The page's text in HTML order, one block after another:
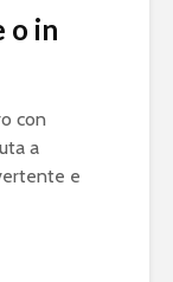
o in
con
a
e